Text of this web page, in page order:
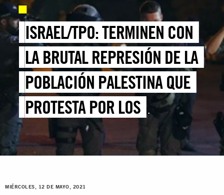
ISRAEL/TPO: TERMINEN CON
LA BRUTAL REPRESIÓN DE LA
POBLACIÓN PALESTINA QUE
PROTESTA POR LOS
DESPLAZAMIENTOS
FORZOSOS EN EL JERUSALÉN
ORIENTAL OCUPADO
MIÉRCOLES, 12 DE MAYO, 2021